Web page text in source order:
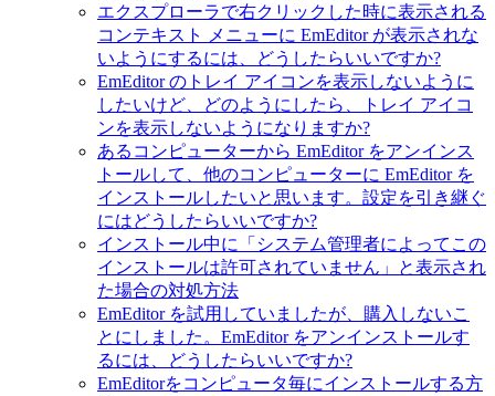
エクスプローラで右クリックした時に表示される
コンテキスト メニューに EmEditor が表示されな
いようにするには、どうしたらいいですか?
EmEditor のトレイ アイコンを表示しないように
したいけど、どのようにしたら、トレイ アイコ
ンを表示しないようになりますか?
あるコンピューターから EmEditor をアンインス
トールして、他のコンピューターに EmEditor を
インストールしたいと思います。設定を引き継ぐ
にはどうしたらいいですか?
インストール中に「システム管理者によってこの
インストールは許可されていません」と表示され
た場合の対処方法
EmEditor を試用していましたが、購入しないこ
とにしました。EmEditor をアンインストールす
るには、どうしたらいいですか?
EmEditorをコンピュータ毎にインストールする方